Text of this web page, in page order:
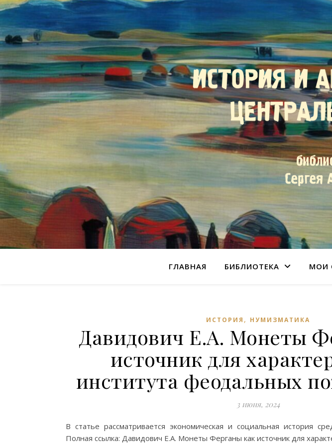
ГЛАВНАЯ БИБЛИОТЕКА МОИ
ИСТОРИЯ , НУМИЗМАТИКА
Давидович Е.А. Монеты
источник для
института феодальных
3 июня, 2024
В статье рассматривается экономическая и социальная история
Полная ссылка: Давидович Е.А. Монеты Ферганы как источник для